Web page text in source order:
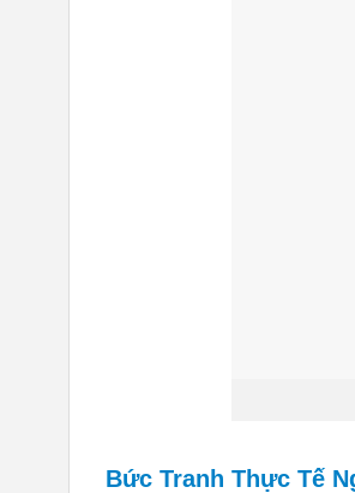
Bức Tranh Thực Tế